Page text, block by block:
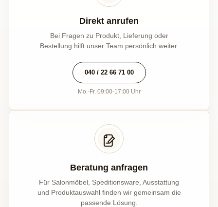
Direkt anrufen
Bei Fragen zu Produkt, Lieferung oder
Bestellung hilft unser Team persönlich weiter.
040 / 22 66 71 00
Mo.-Fr. 09:00-17:00 Uhr
Beratung anfragen
Für Salonmöbel, Speditionsware, Ausstattung
und Produktauswahl finden wir gemeinsam die
passende Lösung.